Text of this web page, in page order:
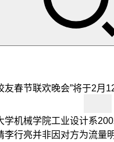
节联欢晚会”将于2月12
械学院工业设计系
亮并非因对方为流量